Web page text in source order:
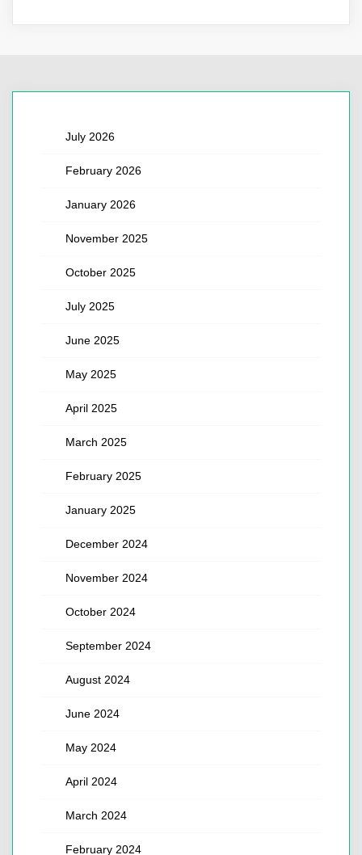
July 2026
February 2026
January 2026
November 2025
October 2025
July 2025
June 2025
May 2025
April 2025
March 2025
February 2025
January 2025
December 2024
November 2024
October 2024
September 2024
August 2024
June 2024
May 2024
April 2024
March 2024
February 2024